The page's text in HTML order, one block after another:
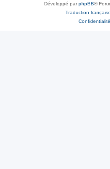
Développé parphpBB®
Traduction
Confidentialité